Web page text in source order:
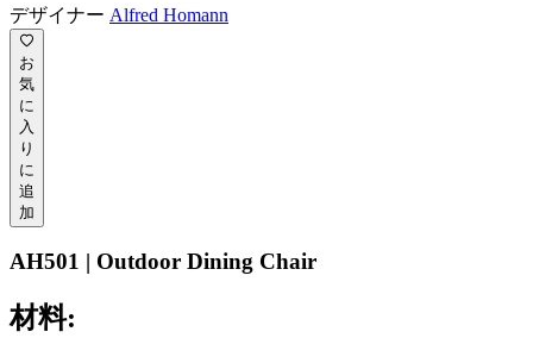
デザイナー Alfred Homann
お
気
に
入
り
に
追
加
AH501 | Outdoor Dining Chair
材料: